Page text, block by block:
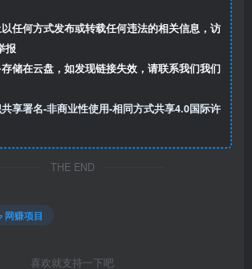
任何方式发布或转载任何违法的相关信息，访
报
储在云盘，如发现链接失效，请联系我们我们
享署名-非商业性使用-相同方式共享4.0国际许
THE END
网赚项目
喜欢就支持一下吧